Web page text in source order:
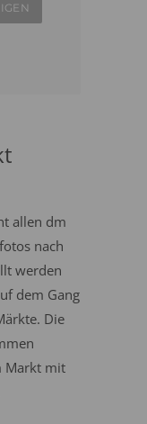
allen dm
nach
werden
dem Gang
Die
Markt mit